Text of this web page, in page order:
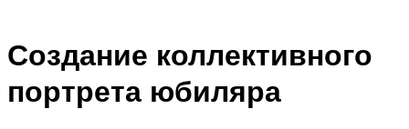
Создание коллективного
портрета юбиляра